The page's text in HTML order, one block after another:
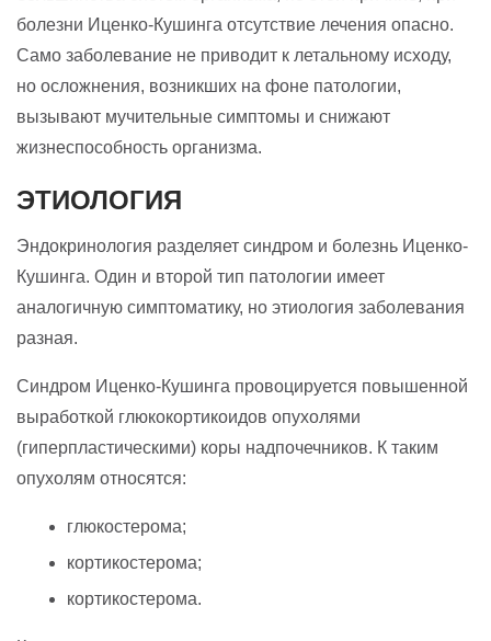
болезни Иценко-Кушинга отсутствие лечения опасно.
Само заболевание не приводит к летальному исходу,
но осложнения, возникших на фоне патологии,
вызывают мучительные симптомы и снижают
жизнеспособность организма.
ЭТИОЛОГИЯ
Эндокринология разделяет синдром и болезнь Иценко-
Кушинга. Один и второй тип патологии имеет
аналогичную симптоматику, но этиология заболевания
разная.
Синдром Иценко-Кушинга провоцируется повышенной
выработкой глюкокортикоидов опухолями
(гиперпластическими) коры надпочечников. К таким
опухолям относятся:
глюкостерома;
кортикостерома;
кортикостерома.